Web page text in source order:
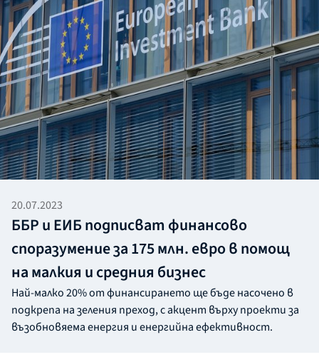
20.07.2023
ББР и ЕИБ подписват финансово
споразумение за 175 млн. евро в помощ
на малкия и средния бизнес
Най-малко 20% от финансирането ще бъде насочено в
подкрепа на зеления преход, с акцент върху проекти за
възобновяема енергия и енергийна ефективност.